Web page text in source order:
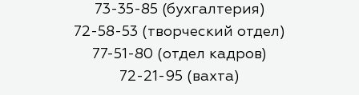
73-35-85 (бухгалтерия)
72-58-53 (творческий отдел)
77-51-80 (отдел кадров)
72-21-95 (вахта)